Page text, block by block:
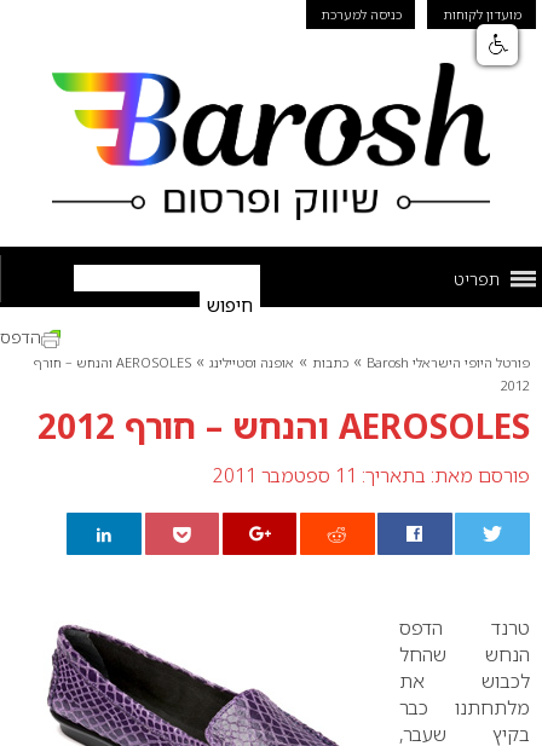
מועדון לקוחות כניסה למערכת
תפריט
פורטל היופי הישראלי Barosh » כתבות » אופנה וסטיילינג »
AEROSOLES והנחש – חורף
2012
AEROSOLES והנחש – חורף 2012
פורסם מאת: בתאריך: 11 ספטמבר 2011
הדפס
טרנד הדפס
הנחש שהחל
לכבוש את
מלתחתנו כבר
בקיץ שעבר,